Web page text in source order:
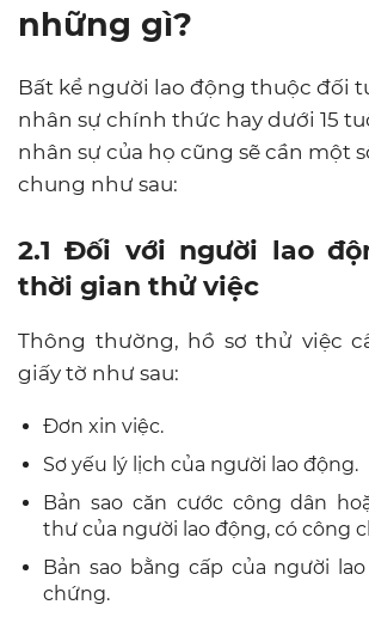
những gì?
Bất kể người lao động thuộc đối
nhân sự chính thức hay dưới 15
nhân sự của họ cũng sẽ cần một
chung như sau:
2.1 Đối với người lao
thời gian thử việc
Thông thường, hồ sơ thử việc
giấy tờ như sau:
Đơn xin việc.
Sơ yếu lý lịch của người lao động.
Bản sao căn cước công dân
thư của người lao động, có công
Bản sao bằng cấp của người
chứng.